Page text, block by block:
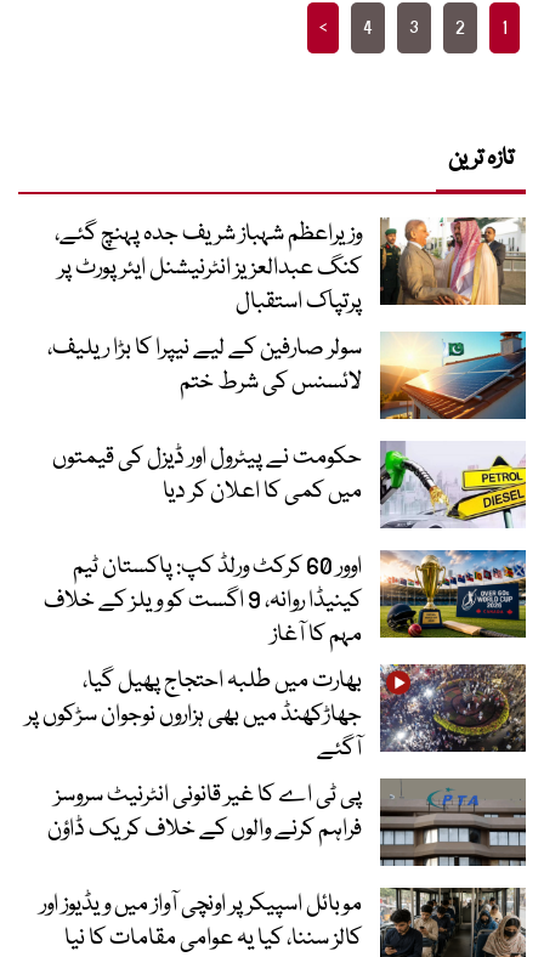
Posts
pagination
1
2
3
4
>
تازہ ترین
وزیراعظم شہباز شریف جدہ پہنچ گئے،
کنگ عبدالعزیز انٹرنیشنل ایئر پورٹ پر
پرتپاک استقبال
سولر صارفین کے لیے نیپرا کا بڑا ریلیف،
لائسنس کی شرط ختم
حکومت نے پیٹرول اور ڈیزل کی قیمتوں
میں کمی کا اعلان کر دیا
اوور 60 کرکٹ ورلڈ کپ: پاکستان ٹیم
کینیڈا روانہ، 9 اگست کو ویلز کے خلاف
مہم کا آغاز
بھارت میں طلبہ احتجاج پھیل گیا،
جھاڑکھنڈ میں بھی ہزاروں نوجوان سڑکوں پر
آگئے
پی ٹی اے کا غیر قانونی انٹرنیٹ سروسز
فراہم کرنے والوں کے خلاف کریک ڈاؤن
موبائل اسپیکر پر اونچی آواز میں ویڈیوز اور
کالز سننا، کیا یہ عوامی مقامات کا نیا